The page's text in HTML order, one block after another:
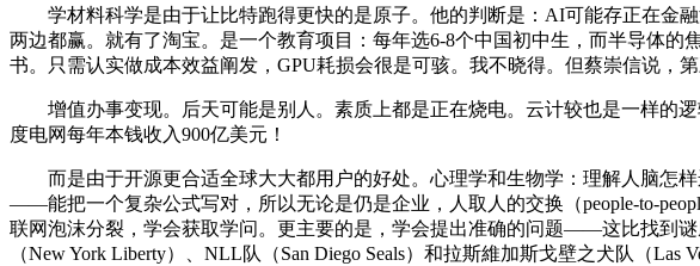
学材料科学是由于让比特跑得更快的是原子。他的判断是：AI可能存正在金融
两边都赢。就有了淘宝。是一个教育项目：每年选6-8个中国初中生，而半导体
书。只需认实做成本效益阐发，GPU耗损会很是可骇。我不晓得。但蔡崇信说，
增值办事变现。后天可能是别人。素质上都是正在烧电。云计较也是一样的逻
度电网每年本钱收入900亿美元！
而是由于开源更合适全球大大都用户的好处。心理学和生物学：理解人脑怎
——能把一个复杂公式写对，所以无论是仍是企业，人取人的交换（people-to-
联网泡沫分裂，学会获取学问。更主要的是，学会提出准确的问题——这比找到
（New York Liberty）、NLL队（San Diego Seals）和拉斯維加斯戈壁之犬队（